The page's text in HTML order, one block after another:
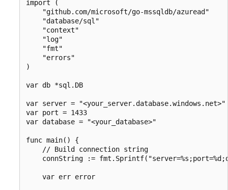
import (
    "github.com/microsoft/go-mssqldb/azuread"
    "database/sql"
    "context"
    "log"
    "fmt"
    "errors"
)
var db *sql.DB
var server = "<your_server.database.windows.net>"
var port = 1433
var database = "<your_database>"
func main() {
    // Build connection string
connString :=
    var err error